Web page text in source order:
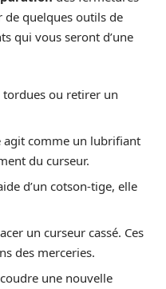
de quelques outils de
qui vous seront d’une
tordues ou retirer un
agit comme un lubrifiant
du curseur.
d’un cotson-tige, elle
un curseur cassé. Ces
des merceries.
une nouvelle